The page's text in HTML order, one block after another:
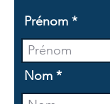
Prénom
Nom